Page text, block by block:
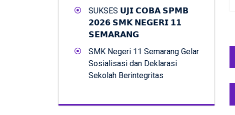
SUKSES 𝗨𝗝𝗜 𝗖𝗢𝗕𝗔 𝗦𝗣𝗠𝗕
𝟮𝟬𝟮𝟲 𝗦𝗠𝗞 𝗡𝗘𝗚𝗘𝗥𝗜 𝟭𝟭
𝗦𝗘𝗠𝗔𝗥𝗔𝗡𝗚
SMK Negeri 11 Semarang Gelar
Sosialisasi dan Deklarasi
Sekolah Berintegritas